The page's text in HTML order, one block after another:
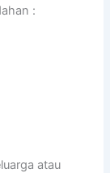
:
atau